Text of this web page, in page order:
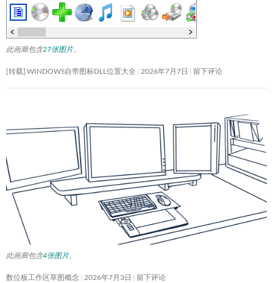
此画廊包含27张图片。
[转载] WINDOWS自带图标DLL位置大全 2026年7月7日 留下评论
此画廊包含4张图片。
数位板工作区草图概念 2026年7月3日 留下评论